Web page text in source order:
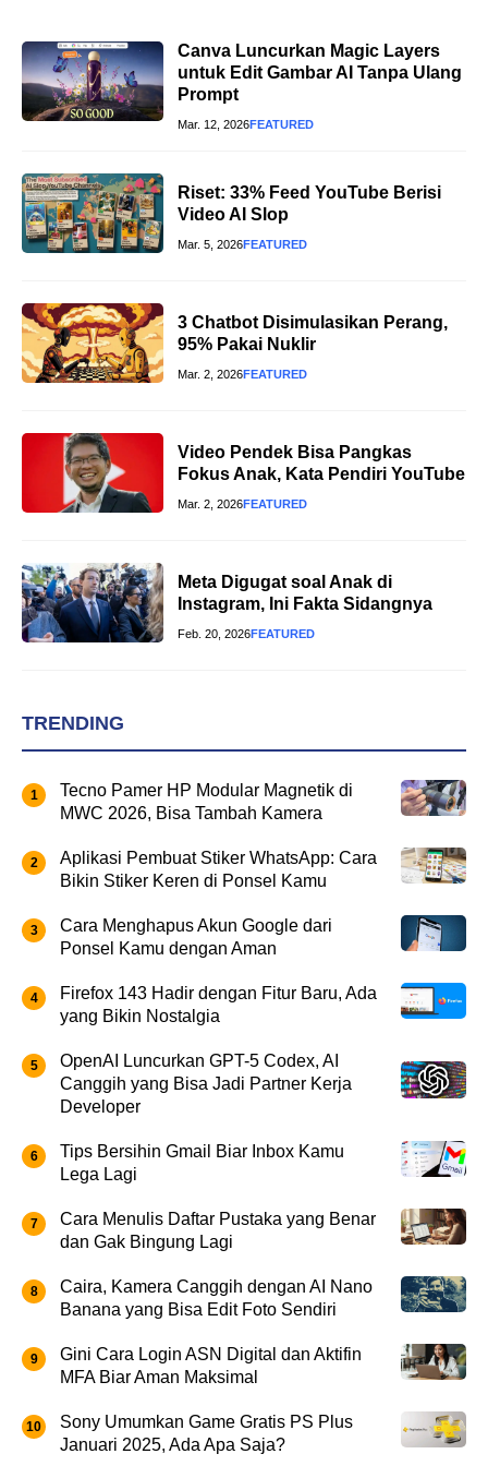
Canva Luncurkan Magic Layers
untuk Edit Gambar AI Tanpa Ulang
Prompt
Mar. 12, 2026FEATURED
Riset: 33% Feed YouTube Berisi
Video AI Slop
Mar. 5, 2026FEATURED
3 Chatbot Disimulasikan Perang,
95% Pakai Nuklir
Mar. 2, 2026FEATURED
Video Pendek Bisa Pangkas
Fokus Anak, Kata Pendiri YouTube
Mar. 2, 2026FEATURED
Meta Digugat soal Anak di
Instagram, Ini Fakta Sidangnya
Feb. 20, 2026FEATURED
TRENDING
Tecno Pamer HP Modular Magnetik di
MWC 2026, Bisa Tambah Kamera
Aplikasi Pembuat Stiker WhatsApp: Cara
Bikin Stiker Keren di Ponsel Kamu
Cara Menghapus Akun Google dari
Ponsel Kamu dengan Aman
Firefox 143 Hadir dengan Fitur Baru, Ada
yang Bikin Nostalgia
OpenAI Luncurkan GPT-5 Codex, AI
Canggih yang Bisa Jadi Partner Kerja
Developer
Tips Bersihin Gmail Biar Inbox Kamu
Lega Lagi
Cara Menulis Daftar Pustaka yang Benar
dan Gak Bingung Lagi
Caira, Kamera Canggih dengan AI Nano
Banana yang Bisa Edit Foto Sendiri
Gini Cara Login ASN Digital dan Aktifin
MFA Biar Aman Maksimal
Sony Umumkan Game Gratis PS Plus
Januari 2025, Ada Apa Saja?